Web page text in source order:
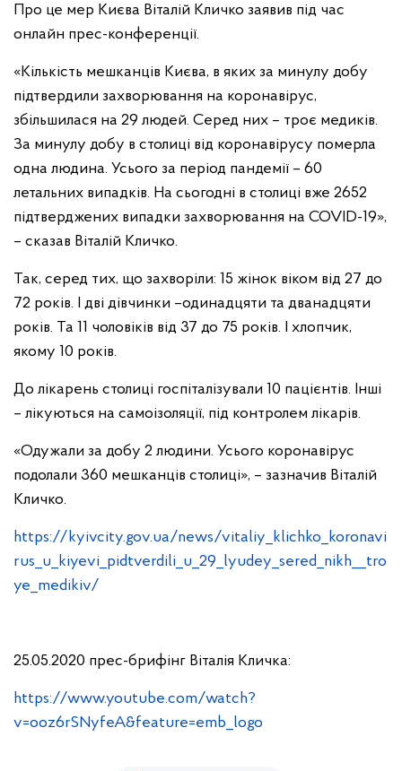
Про це мер Києва Віталій Кличко заявив під час
онлайн прес-конференції.
«Кількість мешканців Києва, в яких за минулу добу
підтвердили захворювання на коронавірус,
збільшилася на 29 людей. Серед них – троє медиків.
За минулу добу в столиці від коронавірусу померла
одна людина. Усього за період пандемії – 60
летальних випадків. На сьогодні в столиці вже 2652
підтверджених випадки захворювання на COVID-19»,
– сказав Віталій Кличко.
Так, серед тих, що захворіли: 15 жінок віком від 27 до
72 років. І дві дівчинки –одинадцяти та дванадцяти
років. Та 11 чоловіків від 37 до 75 років. І хлопчик,
якому 10 років.
До лікарень столиці госпіталізували 10 пацієнтів. Інші
– лікуються на самоізоляції, під контролем лікарів.
«Одужали за добу 2 людини. Усього коронавірус
подолали 360 мешканців столиці», – зазначив Віталій
Кличко.
https://kyivcity.gov.ua/news/vitaliy_klichko_koronavi
rus_u_kiyevi_pidtverdili_u_29_lyudey_sered_nikh__tro
ye_medikiv/
25.05.2020 прес-брифінг Віталія Кличка:
https://www.youtube.com/watch?
v=ooz6rSNyfeA&feature=emb_logo